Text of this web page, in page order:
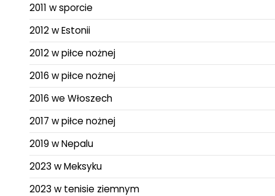
2011 w sporcie
2012 w Estonii
2012 w piłce nożnej
2016 w piłce nożnej
2016 we Włoszech
2017 w piłce nożnej
2019 w Nepalu
2023 w Meksyku
2023 w tenisie ziemnym